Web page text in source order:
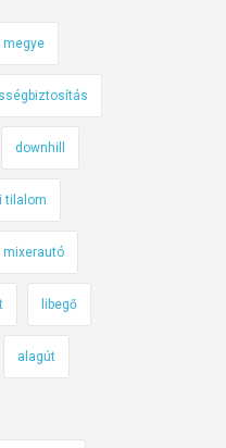
megye
downhill
tilalom
mixerautó
libegő
alagút